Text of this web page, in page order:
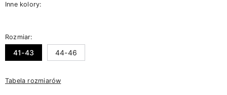
Inne kolory:
Rozmiar:
41-43 44-46
Tabela rozmiarów